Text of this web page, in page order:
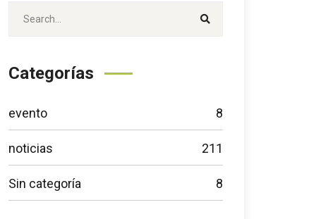
Categorías
evento 8
noticias 211
Sin categoría 8